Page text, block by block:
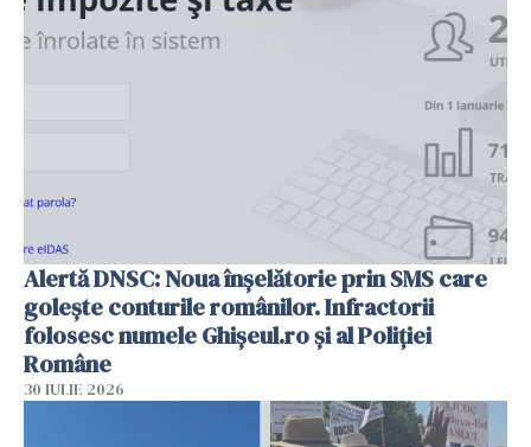
Alertă DNSC: Noua înșelătorie prin SMS care
golește conturile românilor. Infractorii
folosesc numele Ghișeul.ro și al Poliției
Române
30 IULIE 2026